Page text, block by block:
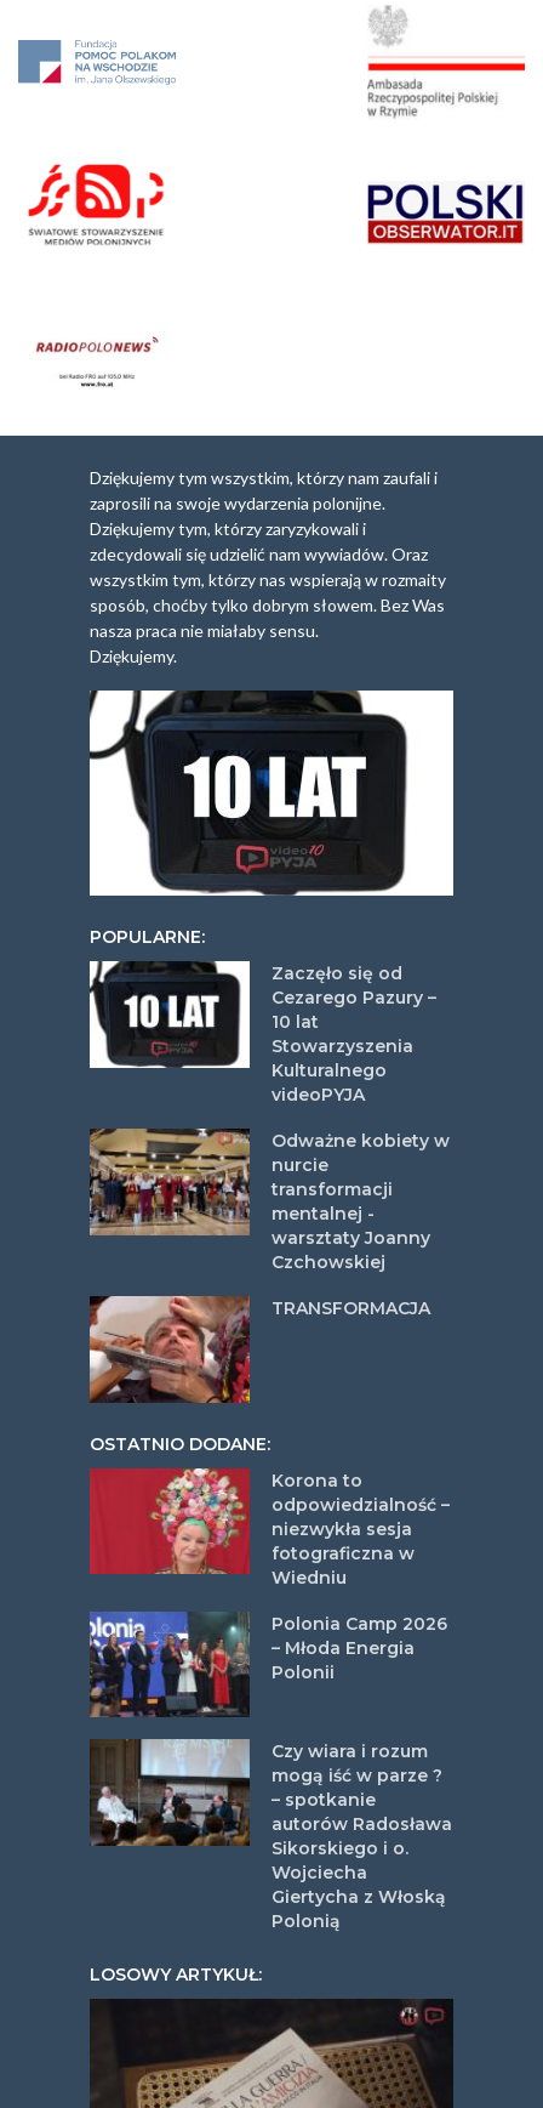
Dziękujemy tym wszystkim, którzy nam zaufali i
zaprosili na swoje wydarzenia polonijne.
Dziękujemy tym, którzy zaryzykowali i
zdecydowali się udzielić nam wywiadów. Oraz
wszystkim tym, którzy nas wspierają w rozmaity
sposób, choćby tylko dobrym słowem. Bez Was
nasza praca nie miałaby sensu.
Dziękujemy.
POPULARNE:
Zaczęło się od
Cezarego Pazury –
10 lat
Stowarzyszenia
Kulturalnego
videoPYJA
Odważne kobiety w
nurcie
transformacji
mentalnej -
warsztaty Joanny
Czchowskiej
TRANSFORMACJA
OSTATNIO DODANE:
Korona to
odpowiedzialność –
niezwykła sesja
fotograficzna w
Wiedniu
Polonia Camp 2026
– Młoda Energia
Polonii
Czy wiara i rozum
mogą iść w parze ?
– spotkanie
autorów Radosława
Sikorskiego i o.
Wojciecha
Giertycha z Włoską
Polonią
LOSOWY ARTYKUŁ: